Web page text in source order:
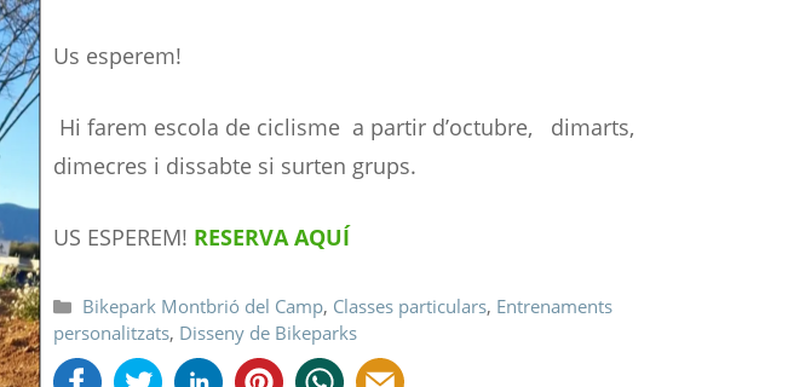
Us esperem!
Hi farem escola de ciclisme a partir d’octubre, dimarts,
dimecres i dissabte si surten grups.
US ESPEREM! RESERVA AQUÍ
Categories
Bikepark Montbrió del Camp, Classes particulars, Entrenaments
personalitzats, Disseny de Bikeparks